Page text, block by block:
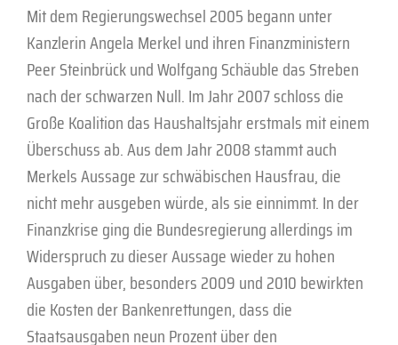
Mit dem Regierungswechsel 2005 begann unter
Kanzlerin Angela Merkel und ihren Finanzministern
Peer Steinbrück und Wolfgang Schäuble das Streben
nach der schwarzen Null. Im Jahr 2007 schloss die
Große Koalition das Haushaltsjahr erstmals mit einem
Überschuss ab. Aus dem Jahr 2008 stammt auch
Merkels Aussage zur schwäbischen Hausfrau, die
nicht mehr ausgeben würde, als sie einnimmt. In der
Finanzkrise ging die Bundesregierung allerdings im
Widerspruch zu dieser Aussage wieder zu hohen
Ausgaben über, besonders 2009 und 2010 bewirkten
die Kosten der Bankenrettungen, dass die
Staatsausgaben neun Prozent über den